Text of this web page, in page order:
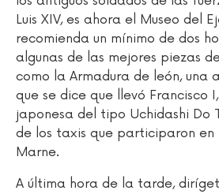
Luis XIV, es ahora el Museo del
recomienda un mínimo de dos
algunas de las mejores piezas
como la Armadura de león, una
que se dice que llevó Francisco
japonesa del tipo Uchidashi Do
de los taxis que participaron
Marne.
A última hora de la tarde,